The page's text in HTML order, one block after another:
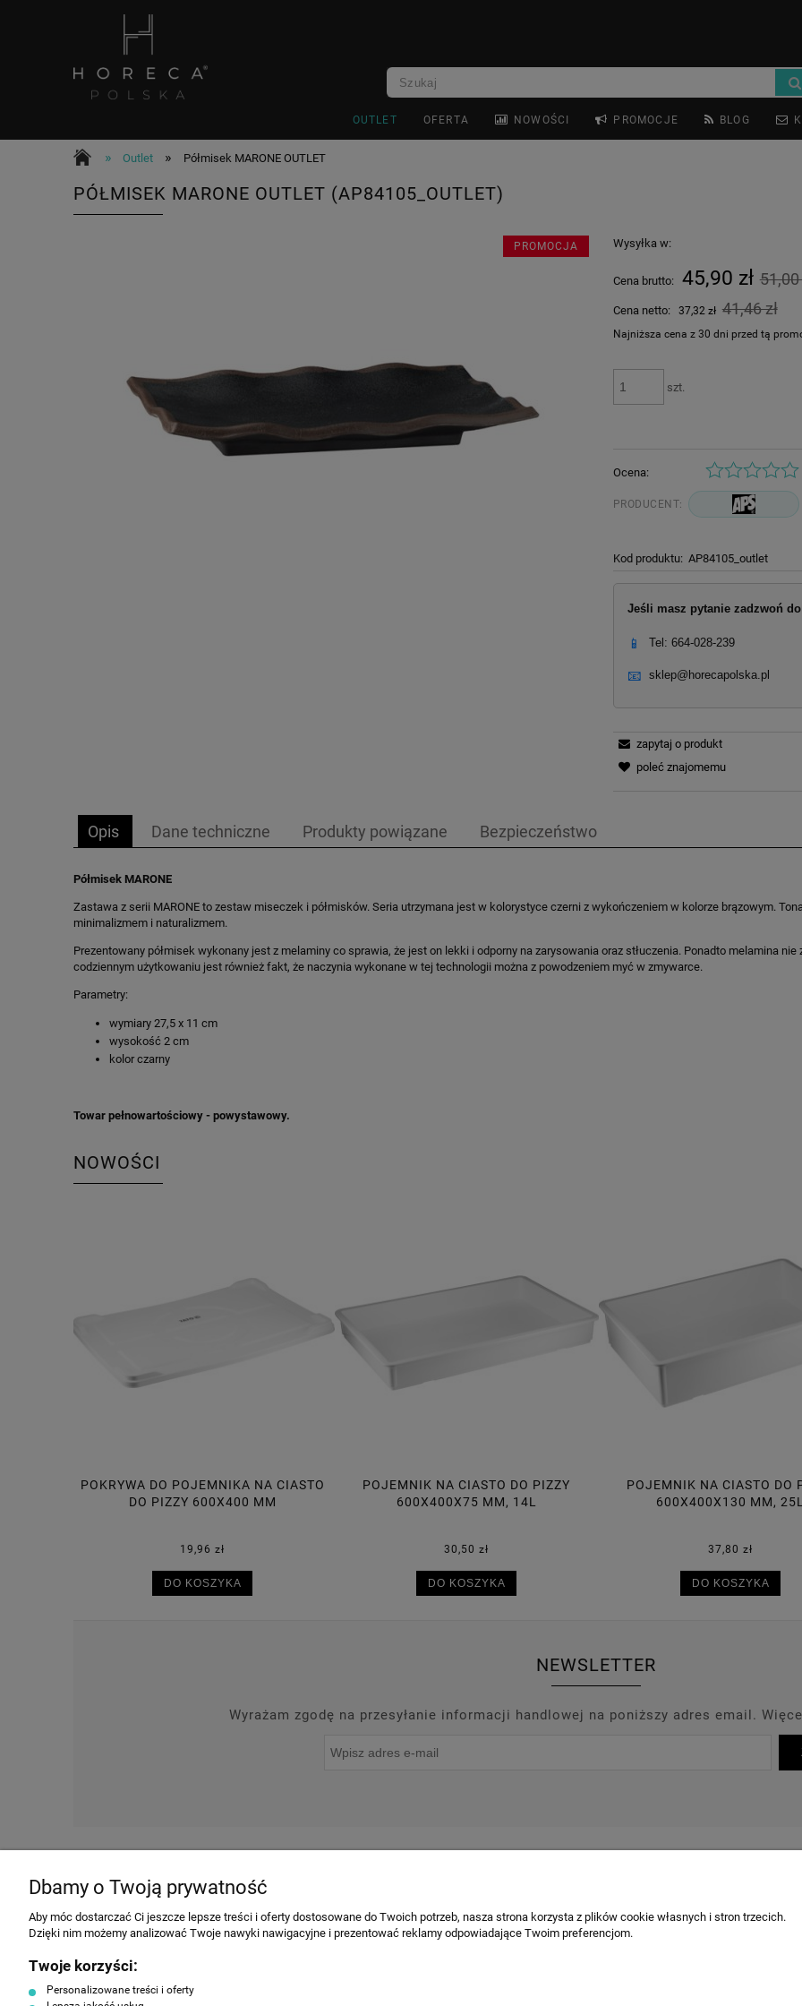
OUTLET OFERTA NOWOŚCI PROMOCJE BLOG
» Outlet » Półmisek MARONE OUTLET
PÓŁMISEK MARONE OUTLET (AP84105_OUTLET)
PROMOCJA Wysyłka w:
Cena brutto: 45,90 zł 51,00
Cena netto: 37,32 zł 41,46 zł
Najniższa cena z 30 dni przed tą
Jeżeli produkt jest sprzedawany
dni, wyświetlana jest najniższa
momentu, kiedy produkt pojawił
szt.
Ocena:
PRODUCENT:
Kod produktu: AP84105_outlet
Jeśli masz pytanie zadzwoń
📱 Tel: 664-028-239
📧 sklep@horecapolska.pl
zapytaj o produkt
poleć znajomemu
Opis Dane techniczne Produkty powiązane Bezpieczeństwo
Półmisek MARONE
Zastawa z serii MARONE to zestaw miseczek i półmisków. Seria utrzymana jest w kolorystyce czerni z wykończeniem w kolorze brązowym.
minimalizmem i naturalizmem.
Prezentowany półmisek wykonany jest z melaminy co sprawia, że jest on lekki i odporny na zarysowania oraz stłuczenia. Ponadto melamina
codziennym użytkowaniu jest również fakt, że naczynia wykonane w tej technologii można z powodzeniem myć w zmywarce.
Parametry:
wymiary 27,5 x 11 cm
wysokość 2 cm
kolor czarny
Towar pełnowartościowy - powystawowy.
NOWOŚCI
POJEMNIK NA CIASTO DO PIZZY
600X400X75 MM, 14L
30,50 zł
DO KOSZYKA
POJEMNIK NA CIASTO DO PIZZY
600X400X130 MM, 25L
37,80 zł
DO KOSZYKA
POJEMNIK NA CIASTO DO
600X400X95 MM, 18L
34,70 zł
DO KOSZYKA
NEWSLETTER
Wyrażam zgodę na przesyłanie informacji handlowej na poniższy adres email.
O NAS NOWOŚCI PROMOCJE PRODUCENCI OUTLET BLOG
INFORMACJE
Producenci
Polityka prywatności
OBSŁUGA KLIENTA
Dbamy o Twoją prywatność
Aby móc dostarczać Ci jeszcze lepsze treści i oferty dostosowane do Twoich potrzeb, nasza strona korzysta z plików cookie własnych i stron trzecich.
Dzięki nim możemy analizować Twoje nawyki nawigacyjne i prezentować reklamy odpowiadające Twoim preferencjom.
Twoje korzyści:
Personalizowane treści i oferty